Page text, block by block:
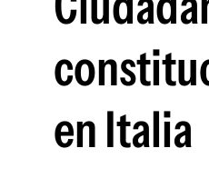
en Italia